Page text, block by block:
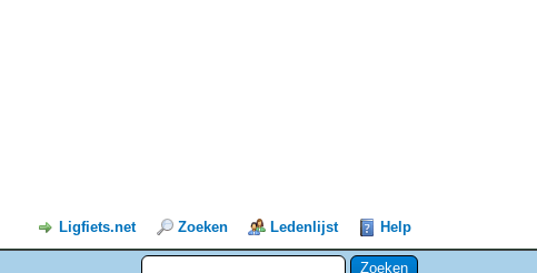
Ligfiets.net Zoeken Ledenlijst Help